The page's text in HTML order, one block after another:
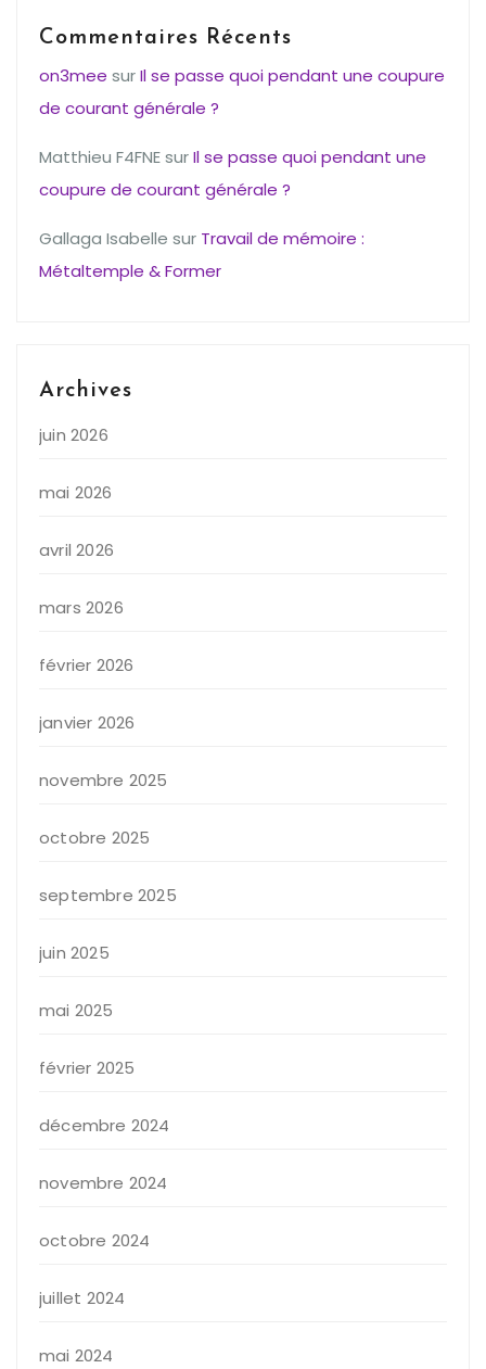
Commentaires Récents
on3mee surIl se passe quoi pendant une coupure
de courant générale ?
Matthieu F4FNEsurIl se passe quoi pendant une
coupure de courant générale ?
Gallaga Isabelle sur Travail de mémoire :
Métaltemple & Former
Archives
juin 2026
mai 2026
avril 2026
mars 2026
février 2026
janvier 2026
novembre 2025
octobre 2025
septembre 2025
juin 2025
mai 2025
février 2025
décembre 2024
novembre 2024
octobre 2024
juillet 2024
mai 2024